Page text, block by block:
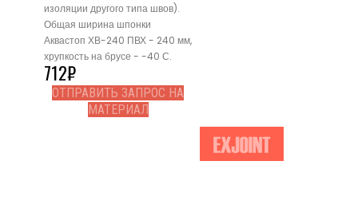
изоляции другого типа швов).
Общая ширина шпонки
Аквастоп ХВ-240 ПВХ - 240 мм,
хрупкость на брусе - -40 С.
712₽
ОТПРАВИТЬ ЗАПРОС НА
МАТЕРИАЛ